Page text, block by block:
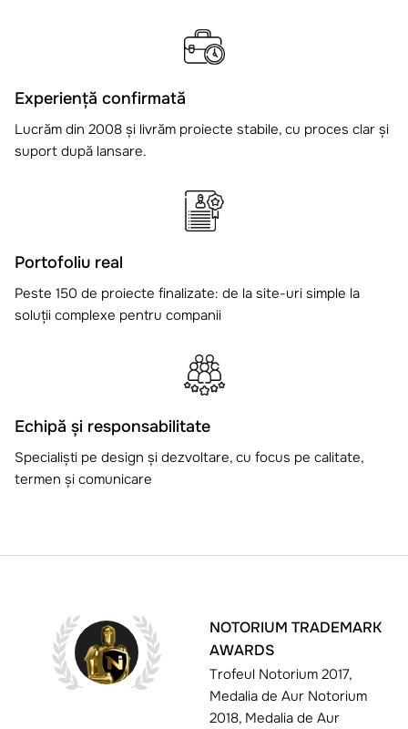
Experiență confirmată
Lucrăm din 2008 și livrăm proiecte stabile, cu proces clar și
suport după lansare.
Portofoliu real
Peste 150 de proiecte finalizate: de la site-uri simple la
soluții complexe pentru companii
Echipă și responsabilitate
Specialiști pe design și dezvoltare, cu focus pe calitate,
termen și comunicare
NOTORIUM TRADEMARK
AWARDS
Trofeul Notorium 2017,
Medalia de Aur Notorium
2018, Medalia de Aur